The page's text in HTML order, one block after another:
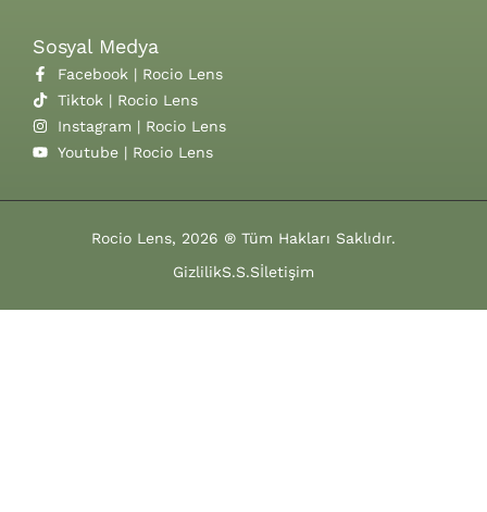
Sosyal Medya
Facebook | Rocio Lens
Tiktok | Rocio Lens
Instagram | Rocio Lens
Youtube | Rocio Lens
Rocio Lens, 2026 ® Tüm Hakları Saklıdır.
GizlilikS.S.Sİletişim